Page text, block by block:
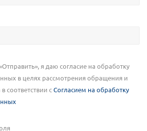
я даю согласие на обработку
в целях рассмотрения обращения и
соответствии сСогласием на обработку